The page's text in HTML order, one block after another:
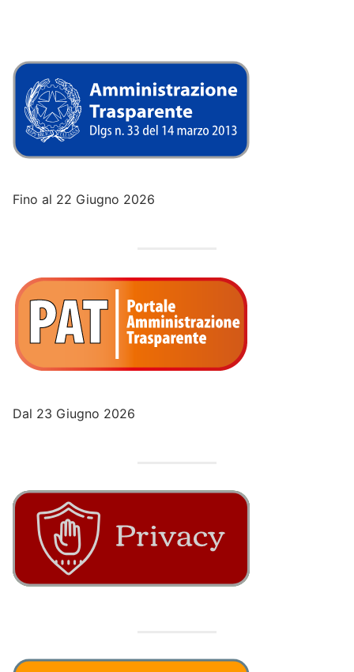
Fino al 22 Giugno 2026
Dal 23 Giugno 2026